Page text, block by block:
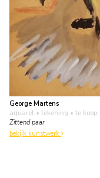
George Martens
aquarel • tekening • te koop
Zittend paar
bekijk kunstwerk